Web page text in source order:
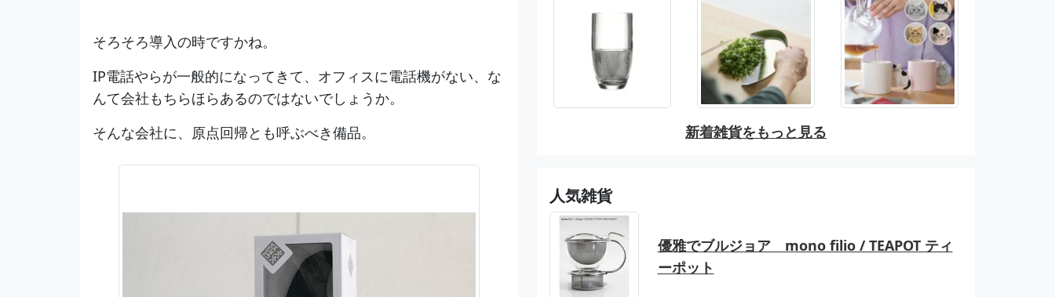
そろそろ導入の時ですかね。
IP電話やらが一般的になってきて、オフィスに電話機がない、な
んて会社もちらほらあるのではないでしょうか。
そんな会社に、原点回帰とも呼ぶべき備品。
新着雑貨をもっと見る
人気雑貨
優雅でブルジョア mono filio / TEAPOT ティ
ーポット